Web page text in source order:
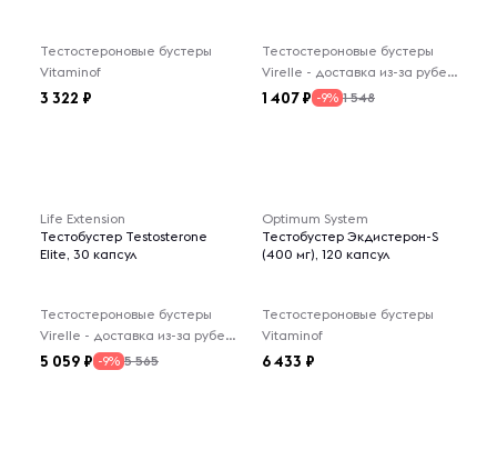
Тестостероновые бустеры
Vitaminof
3 322
Тестостероновые бустеры
Virelle - доставка из-за рубежа
1 407 -9% 1 548
Life Extension
Тестобустер Testosterone
Elite, 30 капсул
Тестостероновые бустеры
Virelle - доставка из-за рубежа
5 059 -9% 5 565
Optimum System
Тестобустер Экдистерон-S
(400 мг), 120 капсул
Тестостероновые бустеры
Vitaminof
6 433